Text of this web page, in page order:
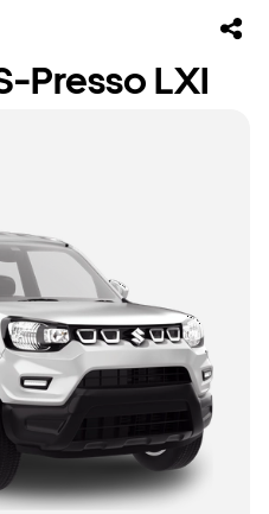
Presso LXI